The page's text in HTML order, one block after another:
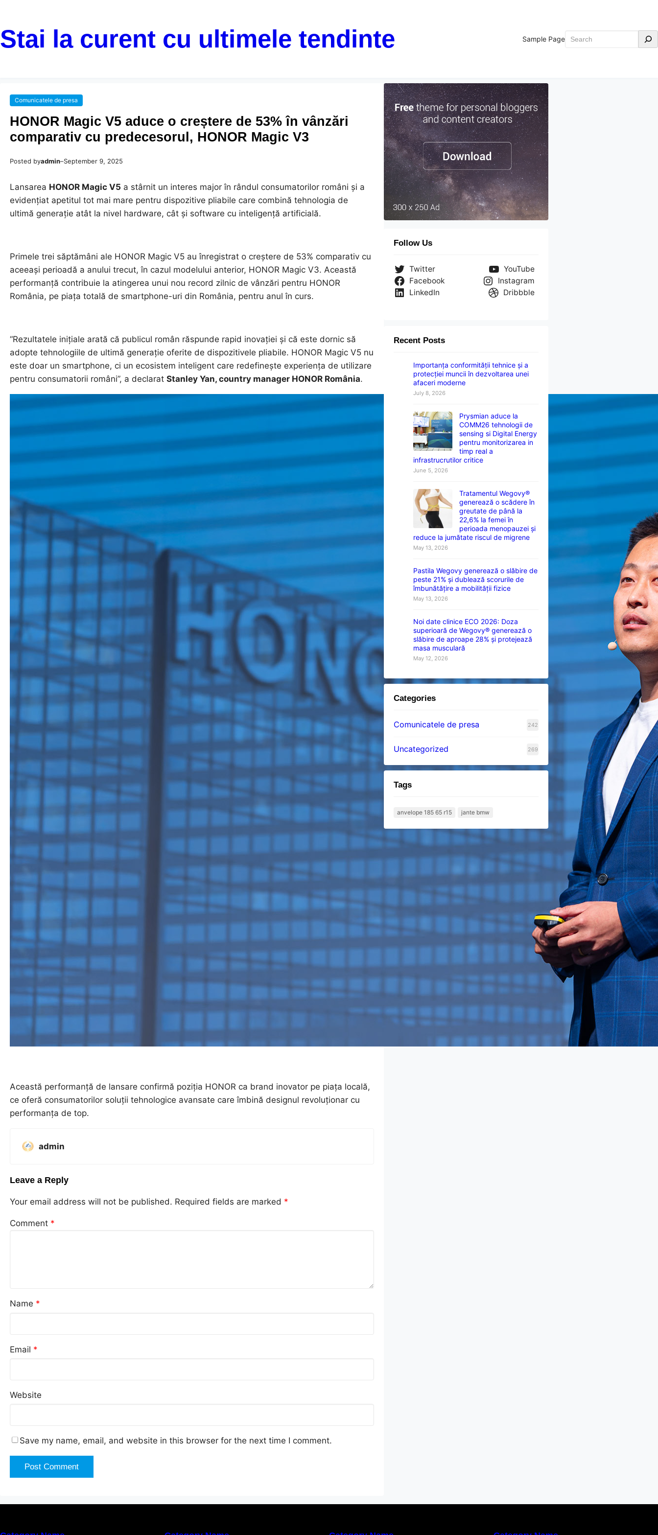
Stai la curent cu ultimele tendinte Sample Page Search
Comunicatele de presa
HONOR Magic V5 aduce o creștere de 53% în vânzări
comparativ cu predecesorul, HONOR Magic V3
Posted byadmin–September 9, 2025
Lansarea HONOR Magic V5 a stârnit un interes major în rândul consumatorilor români și a
evidențiat apetitul tot mai mare pentru dispozitive pliabile care combină tehnologia de
ultimă generație atât la nivel hardware, cât și software cu inteligență artificială.
Primele trei săptămâni ale HONOR Magic V5 au înregistrat o creștere de 53% comparativ cu
aceeași perioadă a anului trecut, în cazul modelului anterior, HONOR Magic V3. Această
performanță contribuie la atingerea unui nou record zilnic de vânzări pentru HONOR
România, pe piața totală de smartphone-uri din România, pentru anul în curs.
“Rezultatele inițiale arată că publicul român răspunde rapid inovației și că este dornic să
adopte tehnologiile de ultimă generație oferite de dispozitivele pliabile. HONOR Magic V5 nu
este doar un smartphone, ci un ecosistem inteligent care redefinește experiența de utilizare
pentru consumatorii români”, a declarat Stanley Yan, country manager HONOR România.
Această performanță de lansare confirmă poziția HONOR ca brand inovator pe piața locală,
ce oferă consumatorilor soluții tehnologice avansate care îmbină designul revoluționar cu
performanța de top.
admin
Leave a Reply
Your email address will not be published. Required fields are marked *
Comment *
Name *
Email *
Website
Save my name, email, and website in this browser for the next time I comment.
Follow Us
Twitter
YouTube
Facebook
Instagram
LinkedIn
Dribbble
Recent Posts
Importanța conformității tehnice și a
protecției muncii în dezvoltarea unei
afaceri moderne
July 8, 2026
Prysmian aduce la
COMM26 tehnologii de
sensing si Digital Energy
pentru monitorizarea in
timp real a
infrastrucrutilor critice
June 5, 2026
Tratamentul Wegovy®
generează o scădere în
greutate de până la
22,6% la femei în
perioada menopauzei și
reduce la jumătate riscul de migrene
May 13, 2026
Pastila Wegovy generează o slăbire de
peste 21% și dublează scorurile de
îmbunătățire a mobilității fizice
May 13, 2026
Noi date clinice ECO 2026: Doza
superioară de Wegovy® generează o
slăbire de aproape 28% și protejează
masa musculară
May 12, 2026
Categories
Comunicatele de presa 242
Uncategorized 269
Tags
anvelope 185 65 r15 jante bmw